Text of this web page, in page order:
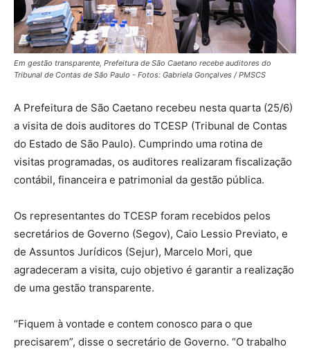
Em gestão transparente, Prefeitura de São Caetano recebe auditores do
Tribunal de Contas de São Paulo - Fotos: Gabriela Gonçalves / PMSCS
A Prefeitura de São Caetano recebeu nesta quarta (25/6)
a visita de dois auditores do TCESP (Tribunal de Contas
do Estado de São Paulo). Cumprindo uma rotina de
visitas programadas, os auditores realizaram fiscalização
contábil, financeira e patrimonial da gestão pública.
Os representantes do TCESP foram recebidos pelos
secretários de Governo (Segov), Caio Lessio Previato, e
de Assuntos Jurídicos (Sejur), Marcelo Mori, que
agradeceram a visita, cujo objetivo é garantir a realização
de uma gestão transparente.
“Fiquem à vontade e contem conosco para o que
precisarem”, disse o secretário de Governo. “O trabalho